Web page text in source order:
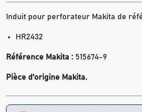
Induit pour perforateur Makita de
HR2432
Référence Makita : 515674-9
Pièce d'origine Makita.